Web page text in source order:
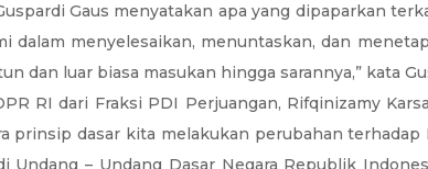
Gaus menyatakan apa yang dipaparkan
dalam menyelesaikan, menuntaskan, dan
dan luar biasa masukan hingga sarannya,” kata
RI dari Fraksi PDI Perjuangan, Rifqinizamy
prinsip dasar kita melakukan perubahan
Undang – Undang Dasar Negara Republik